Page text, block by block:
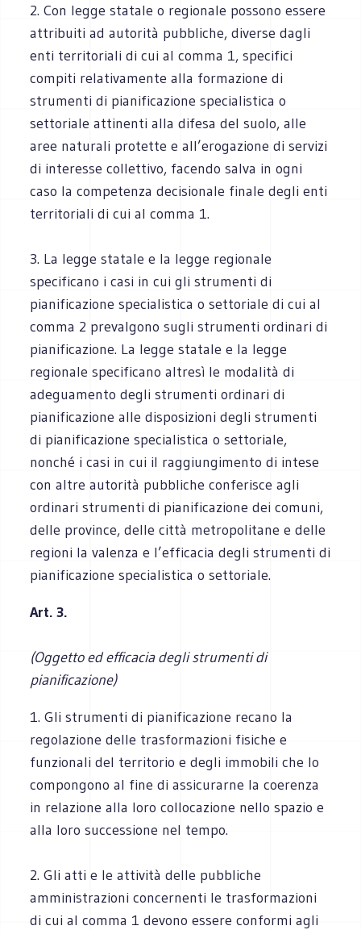
2. Con legge statale o regionale possono essere
attribuiti ad autorità pubbliche, diverse dagli
enti territoriali di cui al comma 1, specifici
compiti relativamente alla formazione di
strumenti di pianificazione specialistica o
settoriale attinenti alla difesa del suolo, alle
aree naturali protette e all’erogazione di servizi
di interesse collettivo, facendo salva in ogni
caso la competenza decisionale finale degli enti
territoriali di cui al comma 1.
3. La legge statale e la legge regionale
specificano i casi in cui gli strumenti di
pianificazione specialistica o settoriale di cui al
comma 2 prevalgono sugli strumenti ordinari di
pianificazione. La legge statale e la legge
regionale specificano altresì le modalità di
adeguamento degli strumenti ordinari di
pianificazione alle disposizioni degli strumenti
di pianificazione specialistica o settoriale,
nonché i casi in cui il raggiungimento di intese
con altre autorità pubbliche conferisce agli
ordinari strumenti di pianificazione dei comuni,
delle province, delle città metropolitane e delle
regioni la valenza e l’efficacia degli strumenti di
pianificazione specialistica o settoriale.
Art. 3.
(Oggetto ed efficacia degli strumenti di
pianificazione)
1. Gli strumenti di pianificazione recano la
regolazione delle trasformazioni fisiche e
funzionali del territorio e degli immobili che lo
compongono al fine di assicurarne la coerenza
in relazione alla loro collocazione nello spazio e
alla loro successione nel tempo.
2. Gli atti e le attività delle pubbliche
amministrazioni concernenti le trasformazioni
di cui al comma 1 devono essere conformi agli